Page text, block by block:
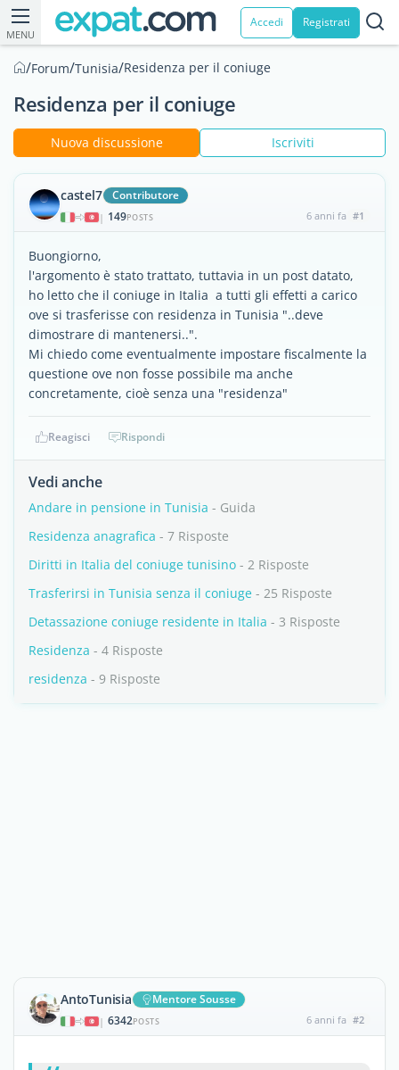
MENU
Accedi Registrati
/Forum/Tunisia/Residenza per il coniuge
Residenza per il coniuge
Nuova discussione Iscriviti
castel7 Contributore
| 149POSTS 6 anni fa #1
Buongiorno,
l'argomento è stato trattato, tuttavia in un post datato,
ho letto che il coniuge in Italia a tutti gli effetti a carico
ove si trasferisse con residenza in Tunisia "..deve
dimostrare di mantenersi..".
Mi chiedo come eventualmente impostare fiscalmente la
questione ove non fosse possibile ma anche
concretamente, cioè senza una "residenza"
Reagisci Rispondi
Vedi anche
Andare in pensione in Tunisia - Guida
Residenza anagrafica - 7 Risposte
Diritti in Italia del coniuge tunisino - 2 Risposte
Trasferirsi in Tunisia senza il coniuge - 25 Risposte
Detassazione coniuge residente in Italia - 3 Risposte
Residenza - 4 Risposte
residenza - 9 Risposte
AntoTunisia Mentore Sousse
| 6342POSTS 6 anni fa #2